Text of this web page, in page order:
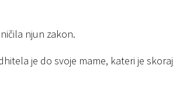
njun zakon.
je do svoje mame, kateri je skoraj